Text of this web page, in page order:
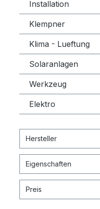
Installation
Klempner
Klima - Lueftung
Solaranlagen
Werkzeug
Elektro
Hersteller
Eigenschaften
Preis